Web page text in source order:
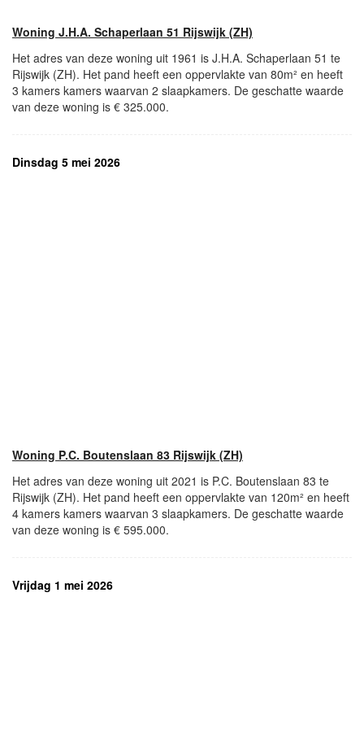
Woning J.H.A. Schaperlaan 51 Rijswijk (ZH)
Het adres van deze woning uit 1961 is J.H.A. Schaperlaan 51 te
Rijswijk (ZH). Het pand heeft een oppervlakte van 80m² en heeft
3 kamers kamers waarvan 2 slaapkamers. De geschatte waarde
van deze woning is € 325.000.
Dinsdag 5 mei 2026
Woning P.C. Boutenslaan 83 Rijswijk (ZH)
Het adres van deze woning uit 2021 is P.C. Boutenslaan 83 te
Rijswijk (ZH). Het pand heeft een oppervlakte van 120m² en heeft
4 kamers kamers waarvan 3 slaapkamers. De geschatte waarde
van deze woning is € 595.000.
Vrijdag 1 mei 2026